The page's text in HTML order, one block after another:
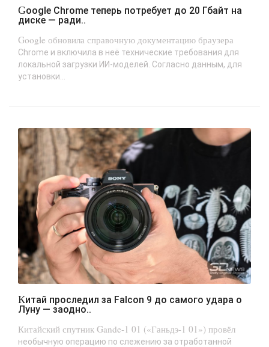
Google Chrome теперь потребует до 20 Гбайт на
диске — ради..
Google обновила справочную документацию браузера
Chrome и включила в неё технические требования для
локальной загрузки ИИ-моделей. Согласно данным, для
установки...
Китай проследил за Falcon 9 до самого удара о
Луну — заодно..
Китайский спутник Gande-1 01 («Ганьдэ-1 01») провёл
необычную операцию по слежению за отработанной